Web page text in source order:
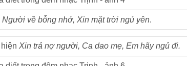
Người về bỗng nhớ, Xin mặt trời ngủ yên.
Xin trả nợ người, Ca dao mẹ, Em hãy ngủ đi.